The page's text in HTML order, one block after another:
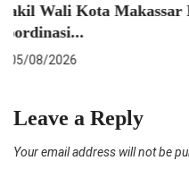
Pelindo Perkuat Sinergi
Sosialisasi...
06/08/2026
Leave a Reply
Your email address will not be